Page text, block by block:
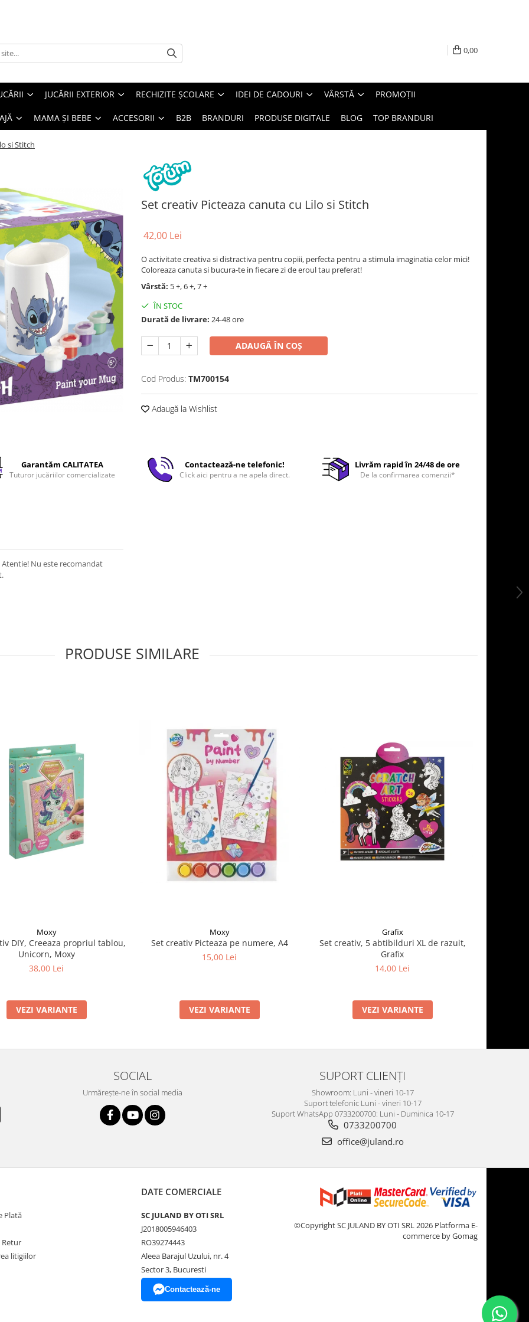
0,00
JUCĂRII EXTERIOR RECHIZITE ȘCOLARE IDEI DE CADOURI VÂRSTĂ PROMOȚII
MAMA ȘI BEBE ACCESORII B2B BRANDURI PRODUSE DIGITALE BLOG TOP BRANDURI
si Stitch
Set creativ Picteaza canuta cu Lilo si Stitch
42,00 Lei
O activitate creativa si distractiva pentru copiii, perfecta pentru a stimula imaginatia celor mici!
Coloreaza canuta si bucura-te in fiecare zi de eroul tau preferat!
Vârstă: 5 +, 6 +, 7 +
ÎN STOC
Durată de livrare: 24-48 ore
ADAUGĂ ÎN COȘ
Cod Produs: TM700154
Adaugă la Wishlist
Garantăm CALITATEA
Tuturor jucăriilor comercializate
Contactează-ne telefonic!
Click aici pentru a ne apela direct.
Livrăm rapid în 24/48 de ore
De la confirmarea comenzii*
Nu este recomandat
PRODUSE SIMILARE
Moxy
DIY, Creeaza propriul tablou,
Unicorn, Moxy
38,00 Lei
VEZI VARIANTE
Moxy
Set creativ Picteaza pe numere, A4
15,00 Lei
VEZI VARIANTE
Grafix
Set creativ, 5 abtibilduri XL de razuit,
Grafix
14,00 Lei
VEZI VARIANTE
SOCIAL
Urmărește-ne în social media
SUPORT CLIENȚI
Showroom: Luni - vineri 10-17
Suport telefonic Luni - vineri 10-17
Suport WhatsApp 0733200700: Luni - Duminica 10-17
0733200700
office@juland.ro
Plată
Retur
litigiilor
DATE COMERCIALE
SC JULAND BY OTI SRL
J2018005946403
RO39274443
Aleea Barajul Uzului, nr. 4
Sector 3, Bucuresti
Contactează-ne
©Copyright SC JULAND BY OTI SRL 2026 Platforma E-
commerce by Gomag